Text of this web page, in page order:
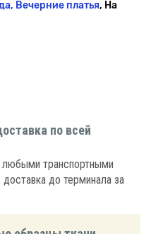
Вечерние платья, На
по всей
транспортными
до терминала за